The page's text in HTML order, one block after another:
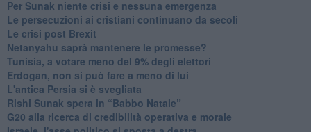
Per Sunak niente crisi e nessuna emergenza
Le persecuzioni ai cristiani continuano da secoli
Le crisi post Brexit
Netanyahu saprà mantenere le promesse?
Tunisia, a votare meno del 9% degli elettori
Erdogan, non si può fare a meno di lui
L'antica Persia si è svegliata
Rishi Sunak spera in “Babbo Natale”
G20 alla ricerca di credibilità operativa e morale